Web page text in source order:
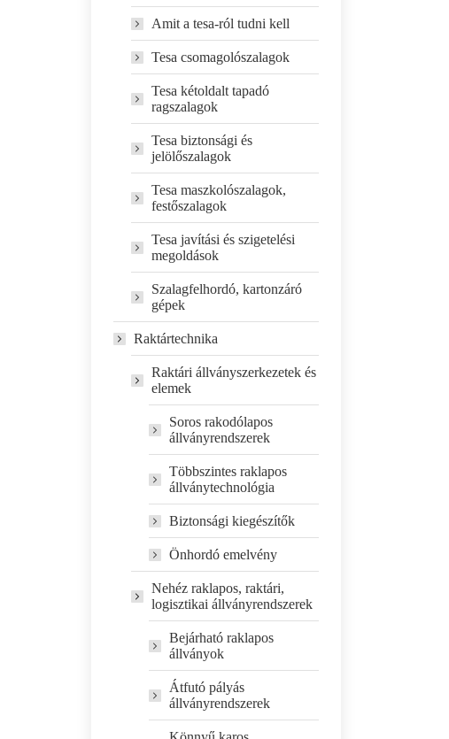
Amit a tesa-ról tudni kell
Tesa csomagolószalagok
Tesa kétoldalt tapadó
ragszalagok
Tesa biztonsági és
jelölőszalagok
Tesa maszkolószalagok,
festőszalagok
Tesa javítási és szigetelési
megoldások
Szalagfelhordó, kartonzáró
gépek
Raktártechnika
Raktári állványszerkezetek és
elemek
Soros rakodólapos
állványrendszerek
Többszintes raklapos
állványtechnológia
Biztonsági kiegészítők
Önhordó emelvény
Nehéz raklapos, raktári,
logisztikai állványrendszerek
Bejárható raklapos
állványok
Átfutó pályás
állványrendszerek